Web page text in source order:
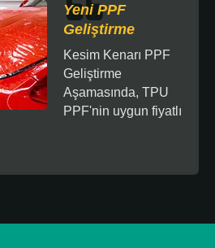
Yeni PPF
Geliştirme
Kesim Kenarı PPF
Geliştirme
Aşamasında, TPU
PPF'nin uygun fiyatlı